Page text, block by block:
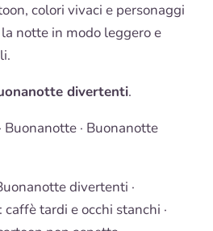
colori vivaci e personaggi
notte in modo leggero e
divertenti.
· Buonanotte · Buonanotte
divertenti ·
tardi e occhi stanchi ·